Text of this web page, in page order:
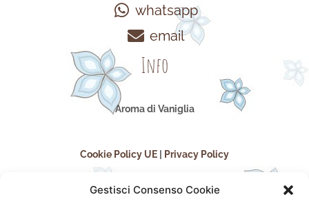
Gestisci Consenso Cookie
whatsapp
email
Info
Aroma di Vaniglia
Cookie Policy UE Privacy Policy